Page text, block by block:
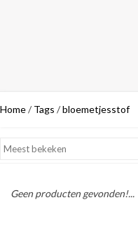
Home/ Tags /bloemetjesstof
Geen producten gevonden!...